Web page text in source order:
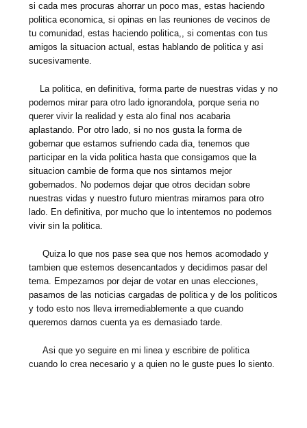
si cada mes procuras ahorrar un poco mas, estas haciendo
politica economica, si opinas en las reuniones de vecinos de
tu comunidad, estas haciendo politica,, si comentas con tus
amigos la situacion actual, estas hablando de politica y asi
sucesivamente.
La politica, en definitiva, forma parte de nuestras vidas y no
podemos mirar para otro lado ignorandola, porque seria no
querer vivir la realidad y esta alo final nos acabaria
aplastando. Por otro lado, si no nos gusta la forma de
gobernar que estamos sufriendo cada dia, tenemos que
participar en la vida politica hasta que consigamos que la
situacion cambie de forma que nos sintamos mejor
gobernados. No podemos dejar que otros decidan sobre
nuestras vidas y nuestro futuro mientras miramos para otro
lado. En definitiva, por mucho que lo intentemos no podemos
vivir sin la politica.
Quiza lo que nos pase sea que nos hemos acomodado y
tambien que estemos desencantados y decidimos pasar del
tema. Empezamos por dejar de votar en unas elecciones,
pasamos de las noticias cargadas de politica y de los politicos
y todo esto nos lleva irremediablemente a que cuando
queremos darnos cuenta ya es demasiado tarde.
Asi que yo seguire en mi linea y escribire de politica
cuando lo crea necesario y a quien no le guste pues lo siento.